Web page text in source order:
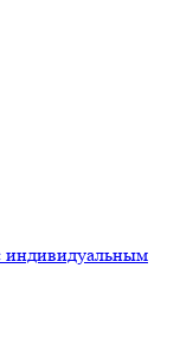
индивидуальным